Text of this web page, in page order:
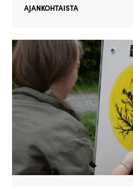
AJANKOHTAISTA